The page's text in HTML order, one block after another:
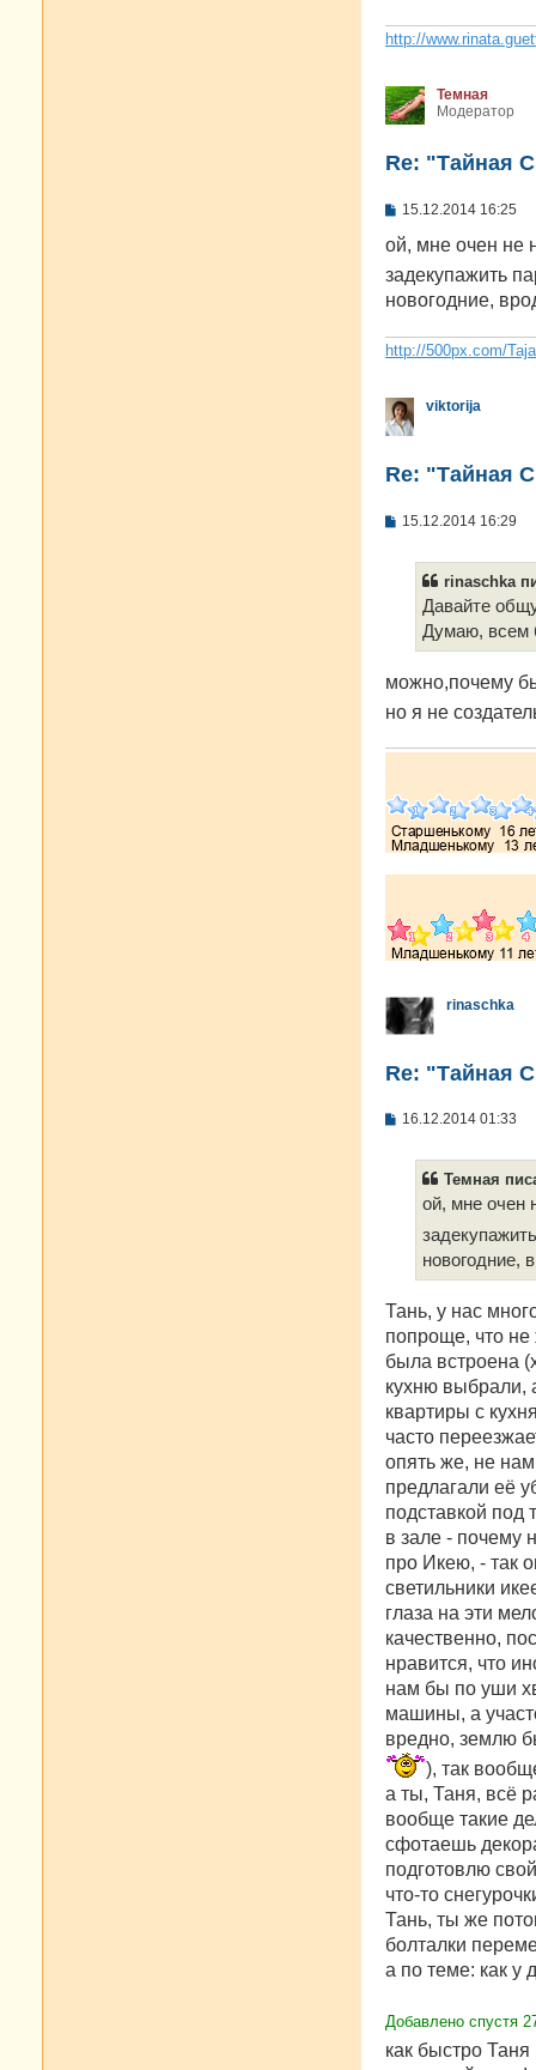
http://
Темная
Модератор
Re: "Тайная
С
о
щ
е
н
е
15.12.2014 16:25
ой, мне очен не
задекупажить
новогодние,
http://500px.com/
viktorija
Re: "Тайная
С15.12.2014 16:29
rinaschka
Давайте
Думаю, всем
можно,почему
но я не
rinaschka
Re: "Тайная
С16.12.2014 01:33
Темная
ой, мне очен
новогодние,
Тань, у нас
попроще, что не
была встроена
кухню выбрали,
квартиры с
часто
опять же, не
предлагали её
подставкой под
в зале - почему
про Икею, - так
светильники
глаза на эти
качественно,
нравится, что
нам бы по уши
машины, а
вредно, землю
), так
а ты, Таня, всё
вообще такие
сфотаешь
подготовлю
что-то
Тань, ты же
болталки
а по теме: как у
Добавлено спустя
как быстро